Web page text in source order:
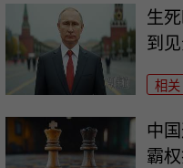
生
到
相关
中
霸